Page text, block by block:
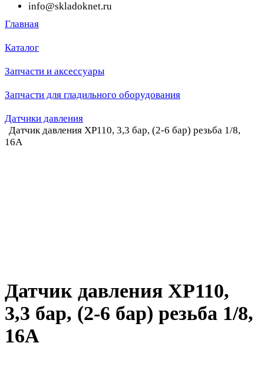
info@skladoknet.ru
Главная
Каталог
Запчасти и аксессуары
Запчасти для гладильного оборудования
Датчики давления
Датчик давления XP110, 3,3 бар, (2-6 бар) резьба 1/8,
16A
Датчик давления XP110,
3,3 бар, (2-6 бар) резьба 1/8,
16A